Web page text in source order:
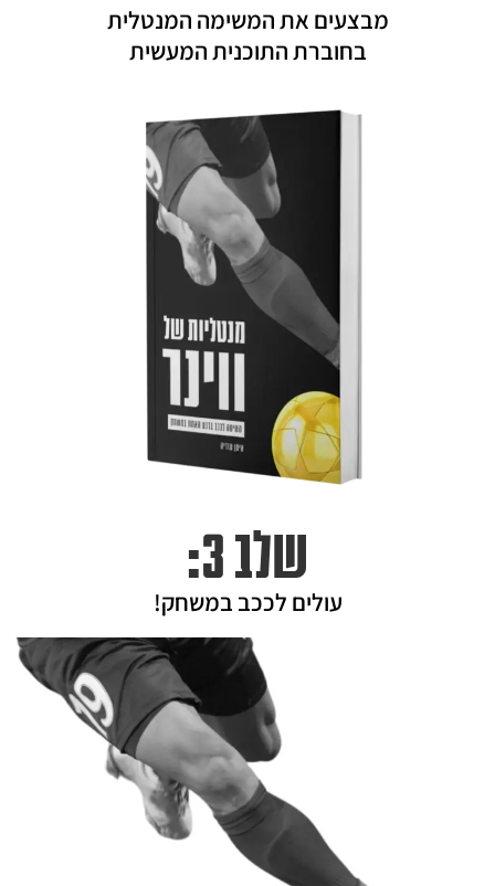
מבצעים את המשימה המנטלית
בחוברת התוכנית המעשית
שלב 3:
עולים לככב במשחק!